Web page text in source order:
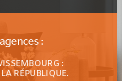
:
:
RÉPUBLIQUE.